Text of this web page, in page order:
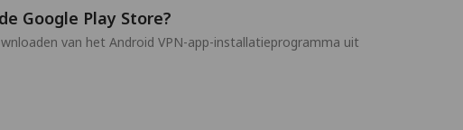
Google Play Store?
van het Android VPN-app-installatieprogramma uit